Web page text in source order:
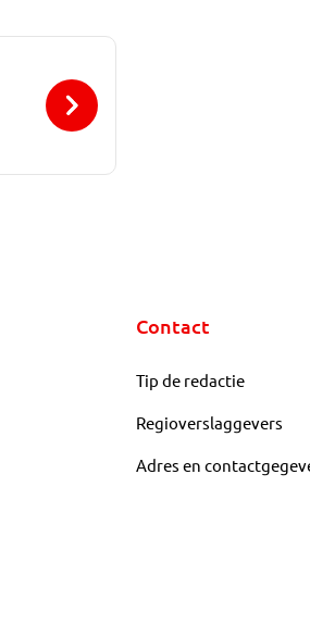
Contact
Tip de redactie
Regioverslaggevers
Adres en